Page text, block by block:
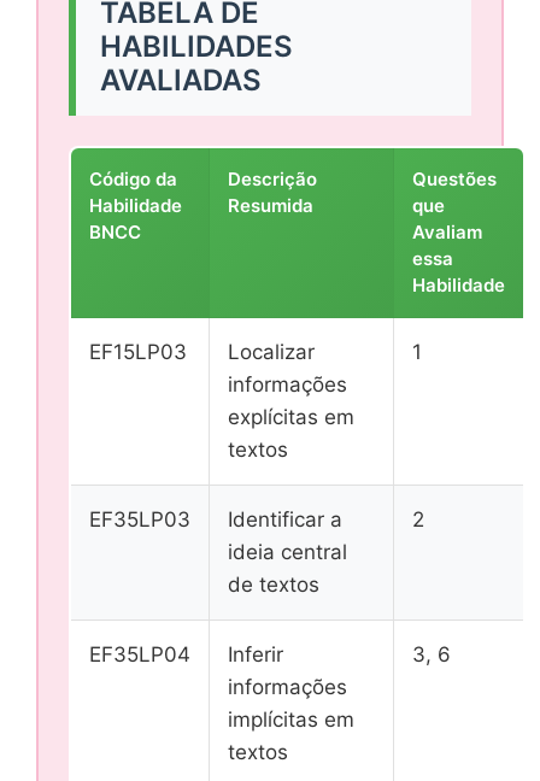
TABELA DE
HABILIDADES
AVALIADAS
Código da
Habilidade
BNCC
Descrição
Resumida
Questões
que
Avaliam
essa
Habilidade
EF15LP03
Localizar
informações
explícitas em
textos
1
EF35LP03
Identificar a
ideia central
de textos
2
EF35LP04
Inferir
informações
implícitas em
textos
3, 6